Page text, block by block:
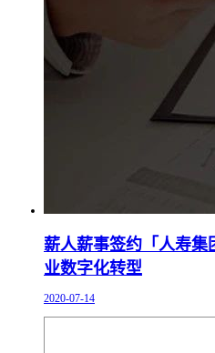
薪人薪事签约「人寿
业数字化转型
2020-07-14